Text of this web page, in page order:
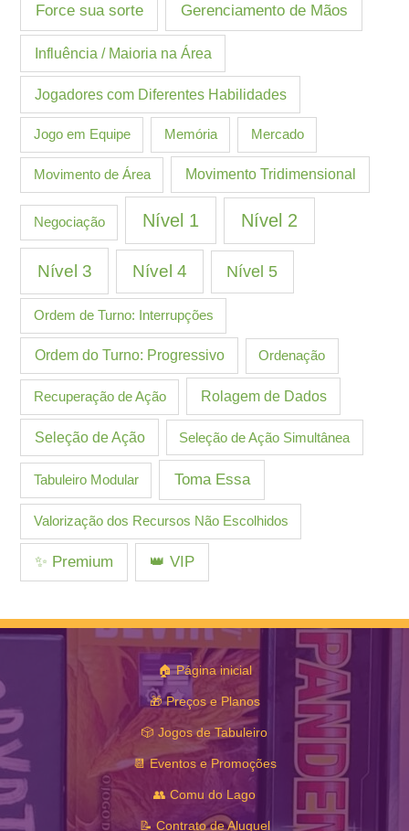
Force sua sorte Gerenciamento de Mãos
Influência / Maioria na Área
Jogadores com Diferentes Habilidades
Jogo em Equipe Memória Mercado
Movimento de Área Movimento Tridimensional
Negociação Nível 1 Nível 2
Nível 3 Nível 4 Nível 5
Ordem de Turno: Interrupções
Ordem do Turno: Progressivo Ordenação
Recuperação de Ação Rolagem de Dados
Seleção de Ação Seleção de Ação Simultânea
Tabuleiro Modular Toma Essa
Valorização dos Recursos Não Escolhidos
✨ Premium 👑 VIP
🏠 Página inicial
🎁 Preços e Planos
🎲 Jogos de Tabuleiro
📆 Eventos e Promoções
👥 Comu do Lago
📝 Contrato de Aluguel